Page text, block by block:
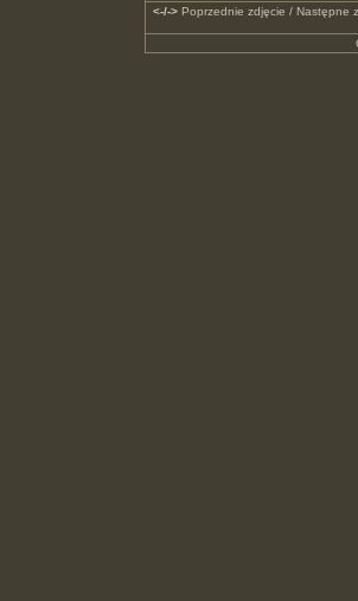
<-/->Poprzednie zdjęcie / Następne